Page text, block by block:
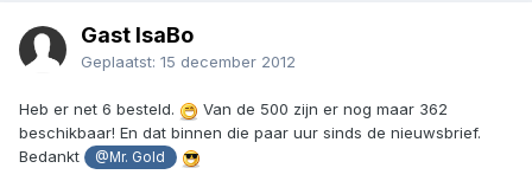
Gast IsaBo
Geplaatst: 15 december 2012
Heb er net 6 besteld.
Van de 500 zijn er nog maar 362
beschikbaar! En dat binnen die paar uur sinds de nieuwsbrief.
Bedankt
@Mr. Gold